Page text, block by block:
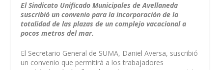
El Sindicato Unificado Municipales de Avellaneda
suscribió un convenio para la incorporación de la
totalidad de las plazas de un complejo vacacional a
pocos metros del mar.
El Secretario General de SUMA, Daniel Aversa, suscribió
un convenio que permitirá a los trabajadores